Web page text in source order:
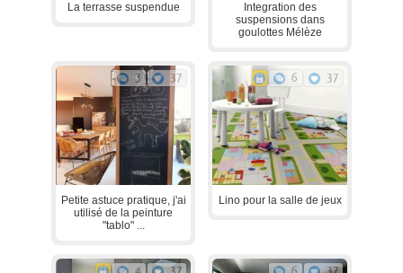
La terrasse suspendue
Integration des
suspensions dans
goulottes Mélèze
3 37
Petite astuce pratique, j'ai
utilisé de la peinture
"tablo" ...
6 37
Lino pour la salle de jeux